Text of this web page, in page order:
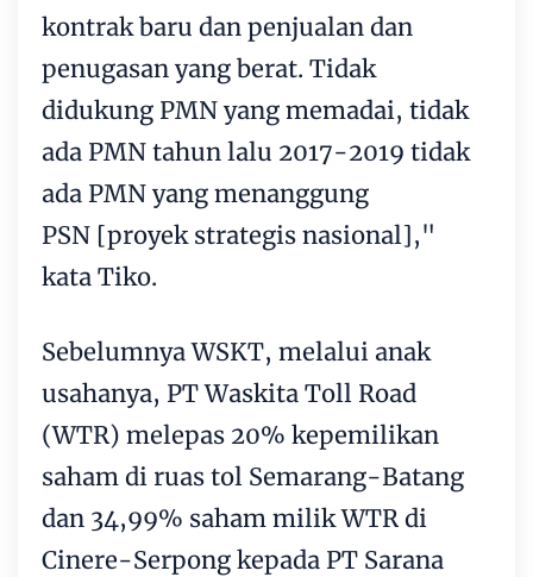
kontrak baru dan penjualan dan
penugasan yang berat. Tidak
didukung PMN yang memadai, tidak
ada PMN tahun lalu 2017-2019 tidak
ada PMN yang menanggung
PSN [proyek strategis nasional],"
kata Tiko.
Sebelumnya WSKT, melalui anak
usahanya, PT Waskita Toll Road
(WTR) melepas 20% kepemilikan
saham di ruas tol Semarang-Batang
dan 34,99% saham milik WTR di
Cinere-Serpong kepada PT Sarana